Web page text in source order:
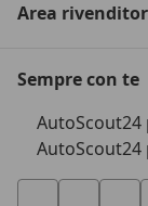
Area
Sempre con te
AutoScout24